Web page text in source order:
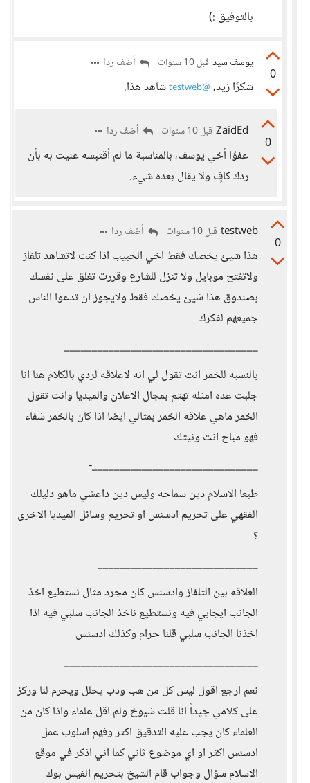
بالتوفيق :)
0
يوسف سيد قبل 10 سنوات أضف ردا
شكرًا زيد، @testweb شاهد هذا.
0
ZaidEd قبل 10 سنوات أضف ردا
عفوًا أخي يوسف، بالمناسبة ما لم أقتبسه عنيت به بأن
ردك كافٍ ولا يقال بعده شيء.
0
testweb قبل 10 سنوات أضف ردا
هذا شيئ يخصك فقط اخي الحبيب اذا كنت لاتشاهد تلفاز
ولاتفتح موبايل ولا تنزل للشارع وقررت تغلق على نفسك
بصندوق هذا شيئ يخصك فقط ولايجوز ان تدعوا الناس
جميعهم لفكرك
___________________________________
بالنسبه للخمر انت تقول لي انه لاعلاقه لردي بالكلام هنا انا
جلبت عده امثله تهتم بمجال الاعلان والميديا وانت تقول
الخمر ماهي علاقه الخمر بمثالي ايضا اذا كان بالخمر شفاء
فهو مباح انت ونيتك
______________________________-
طبعا الاسلام دين سماحه وليس دين داعشي ماهو دليلك
الفقهي على تحريم ادسنس او تحريم وسائل الميديا الاخرى
؟
_____________________________
العلاقه بين التلفاز وادسنس كان مجرد مثال نستطيع اخذ
الجانب ايجابي فيه ونستطيع ناخذ الجانب سلبي فيه اذا
اخذنا الجانب سلبي قلنا حرام وكذلك ادسنس
___________________________________
نعم ارجع اقول ليس كل من هب ودب يحلل ويحرم لنا وركز
على كلامي جيداً انا قلت شيوخ ولم اقل علماء واذا كان من
العلماء كان يجب عليه التدقيق اكثر وفهم اسلوب عمل
ادسنس اكثر او اي موضوع ثاني كما اني اذكر في موقع
الاسلام سؤال وجواب قام الشيخ بتحريم الفيس بوك